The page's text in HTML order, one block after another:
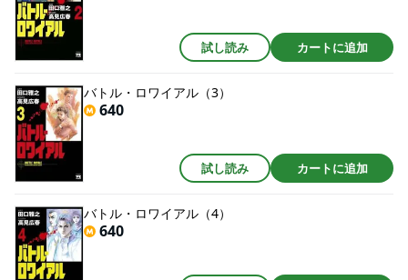
試し読み カートに追加
バトル・ロワイアル（3）
640
試し読み カートに追加
バトル・ロワイアル（4）
640